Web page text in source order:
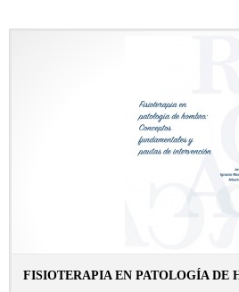
FISIOTERAPIA EN PATOLOGÍA DE